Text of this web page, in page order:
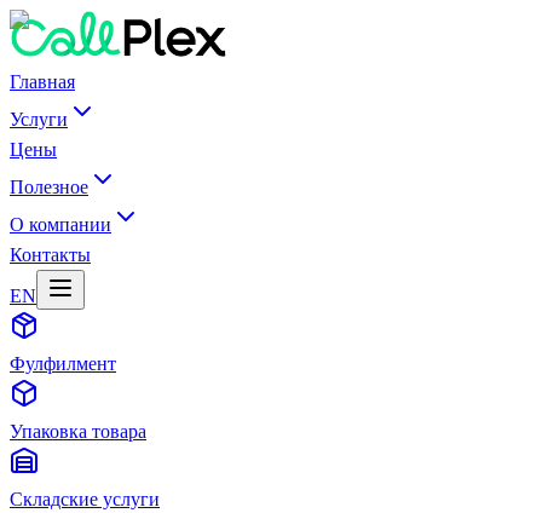
Главная
Услуги
Цены
Полезное
О компании
Контакты
EN
Фулфилмент
Упаковка товара
Складские услуги